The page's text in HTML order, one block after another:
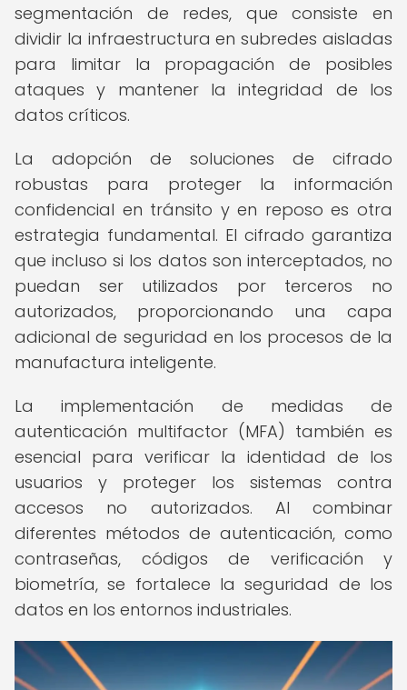
segmentación de redes, que consiste en
dividir la infraestructura en subredes aisladas
para limitar la propagación de posibles
ataques y mantener la integridad de los
datos críticos.
La adopción de soluciones de cifrado
robustas para proteger la información
confidencial en tránsito y en reposo es otra
estrategia fundamental. El cifrado garantiza
que incluso si los datos son interceptados, no
puedan ser utilizados por terceros no
autorizados, proporcionando una capa
adicional de seguridad en los procesos de la
manufactura inteligente.
La implementación de medidas de
autenticación multifactor (MFA) también es
esencial para verificar la identidad de los
usuarios y proteger los sistemas contra
accesos no autorizados. Al combinar
diferentes métodos de autenticación, como
contraseñas, códigos de verificación y
biometría, se fortalece la seguridad de los
datos en los entornos industriales.